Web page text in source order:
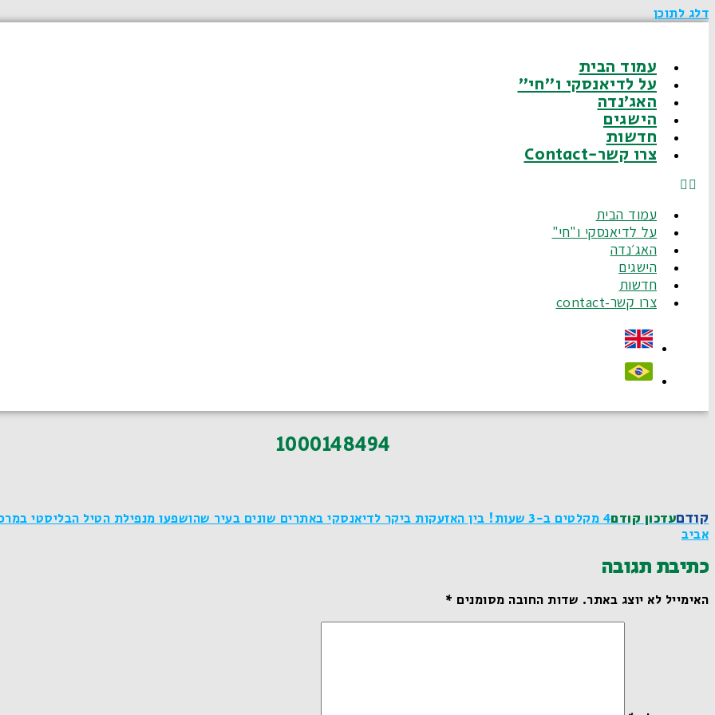
דלג לתוכן
עמוד הבית
על לדיאנסקי ו"חי"
האג׳נדה
הישגים
חדשות
צרו קשר-Contact
עמוד הבית
על לדיאנסקי ו"חי"
האג׳נדה
הישגים
חדשות
צרו קשר-contact
1000148494
קודםעדכון קודם
4 מקלטים ב-3 שעות! בין האזעקות ביקר לדיאנסקי באתרים שונים בעיר שהושפעו מנפילת הטיל הבליסטי
אביב
כתיבת תגובה
האימייל לא יוצג באתר. שדות החובה מסומנים *